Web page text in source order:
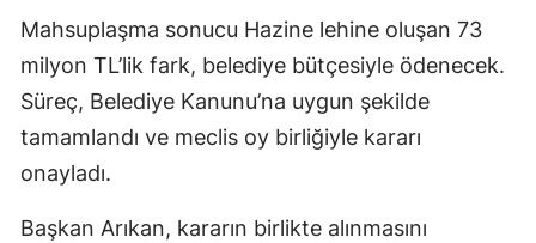
Mahsuplaşma sonucu Hazine lehine oluşan 73
milyon TL’lik fark, belediye bütçesiyle ödenecek.
Süreç, Belediye Kanunu’na uygun şekilde
tamamlandı ve meclis oy birliğiyle kararı
onayladı.
Başkan Arıkan, kararın birlikte alınmasını